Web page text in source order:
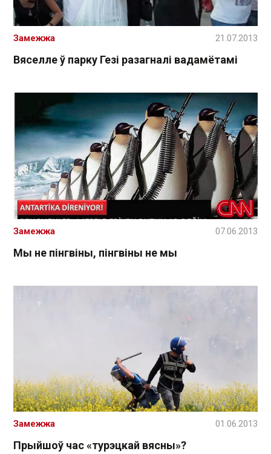
Вяселле ў парку Гезі разагналі вадамётамі
Замежжа 21.07.2013
Мы не пінгвіны, пінгвіны не мы
Замежжа 07.06.2013
Прыйшоў час «турэцкай вясны»?
Замежжа 01.06.2013